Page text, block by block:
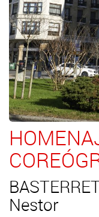
Nestor